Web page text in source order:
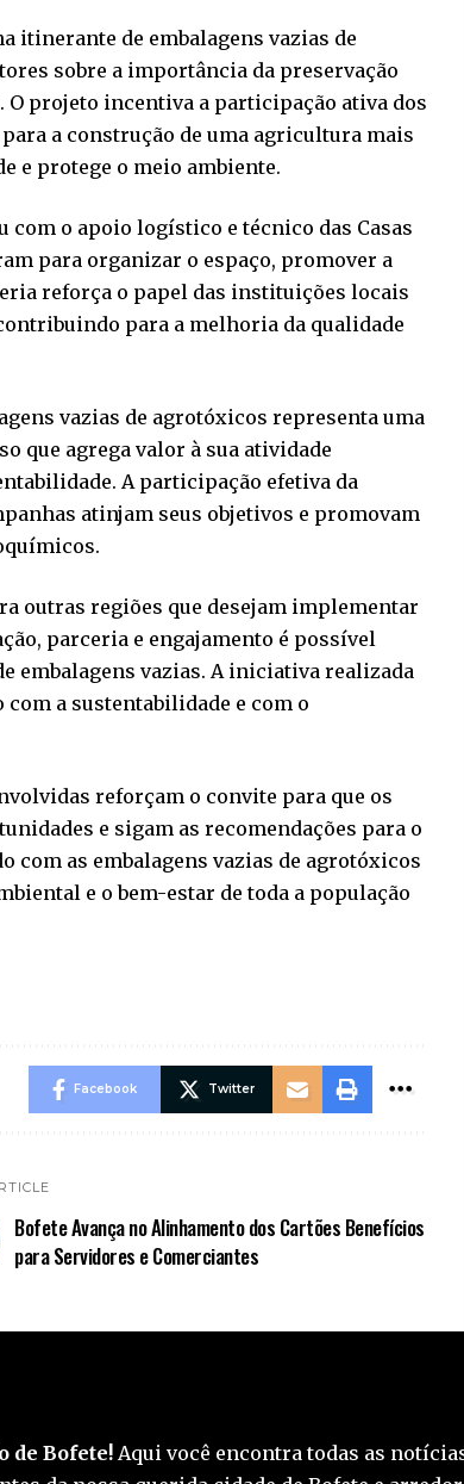
itinerante de embalagens vazias de
sobre a importância da preservação
projeto incentiva a participação ativa dos
a construção de uma agricultura mais
e protege o meio ambiente.
com o apoio logístico e técnico das Casas
para organizar o espaço, promover a
reforça o papel das instituições locais
para a melhoria da qualidade
vazias de agrotóxicos representa uma
que agrega valor à sua atividade
A participação efetiva da
atinjam seus objetivos e promovam
outras regiões que desejam implementar
parceria e engajamento é possível
embalagens vazias. A iniciativa realizada
a sustentabilidade e com o
reforçam o convite para que os
e sigam as recomendações para o
com as embalagens vazias de agrotóxicos
e o bem-estar de toda a população
Facebook Twitter
Bofete Avança no Alinhamento dos Cartões Benefícios
para Servidores e Comerciantes
de Bofete!Aqui você encontra todas as